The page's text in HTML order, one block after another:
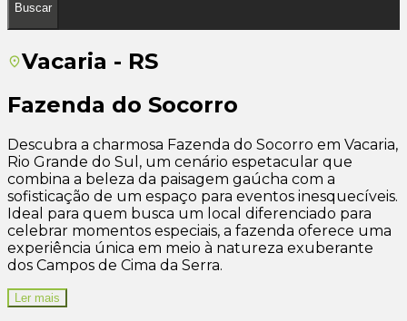
Buscar
Vacaria - RS
Fazenda do Socorro
Descubra a charmosa Fazenda do Socorro em Vacaria,
Rio Grande do Sul, um cenário espetacular que
combina a beleza da paisagem gaúcha com a
sofisticação de um espaço para eventos inesquecíveis.
Ideal para quem busca um local diferenciado para
celebrar momentos especiais, a fazenda oferece uma
experiência única em meio à natureza exuberante
dos Campos de Cima da Serra.
Ler mais